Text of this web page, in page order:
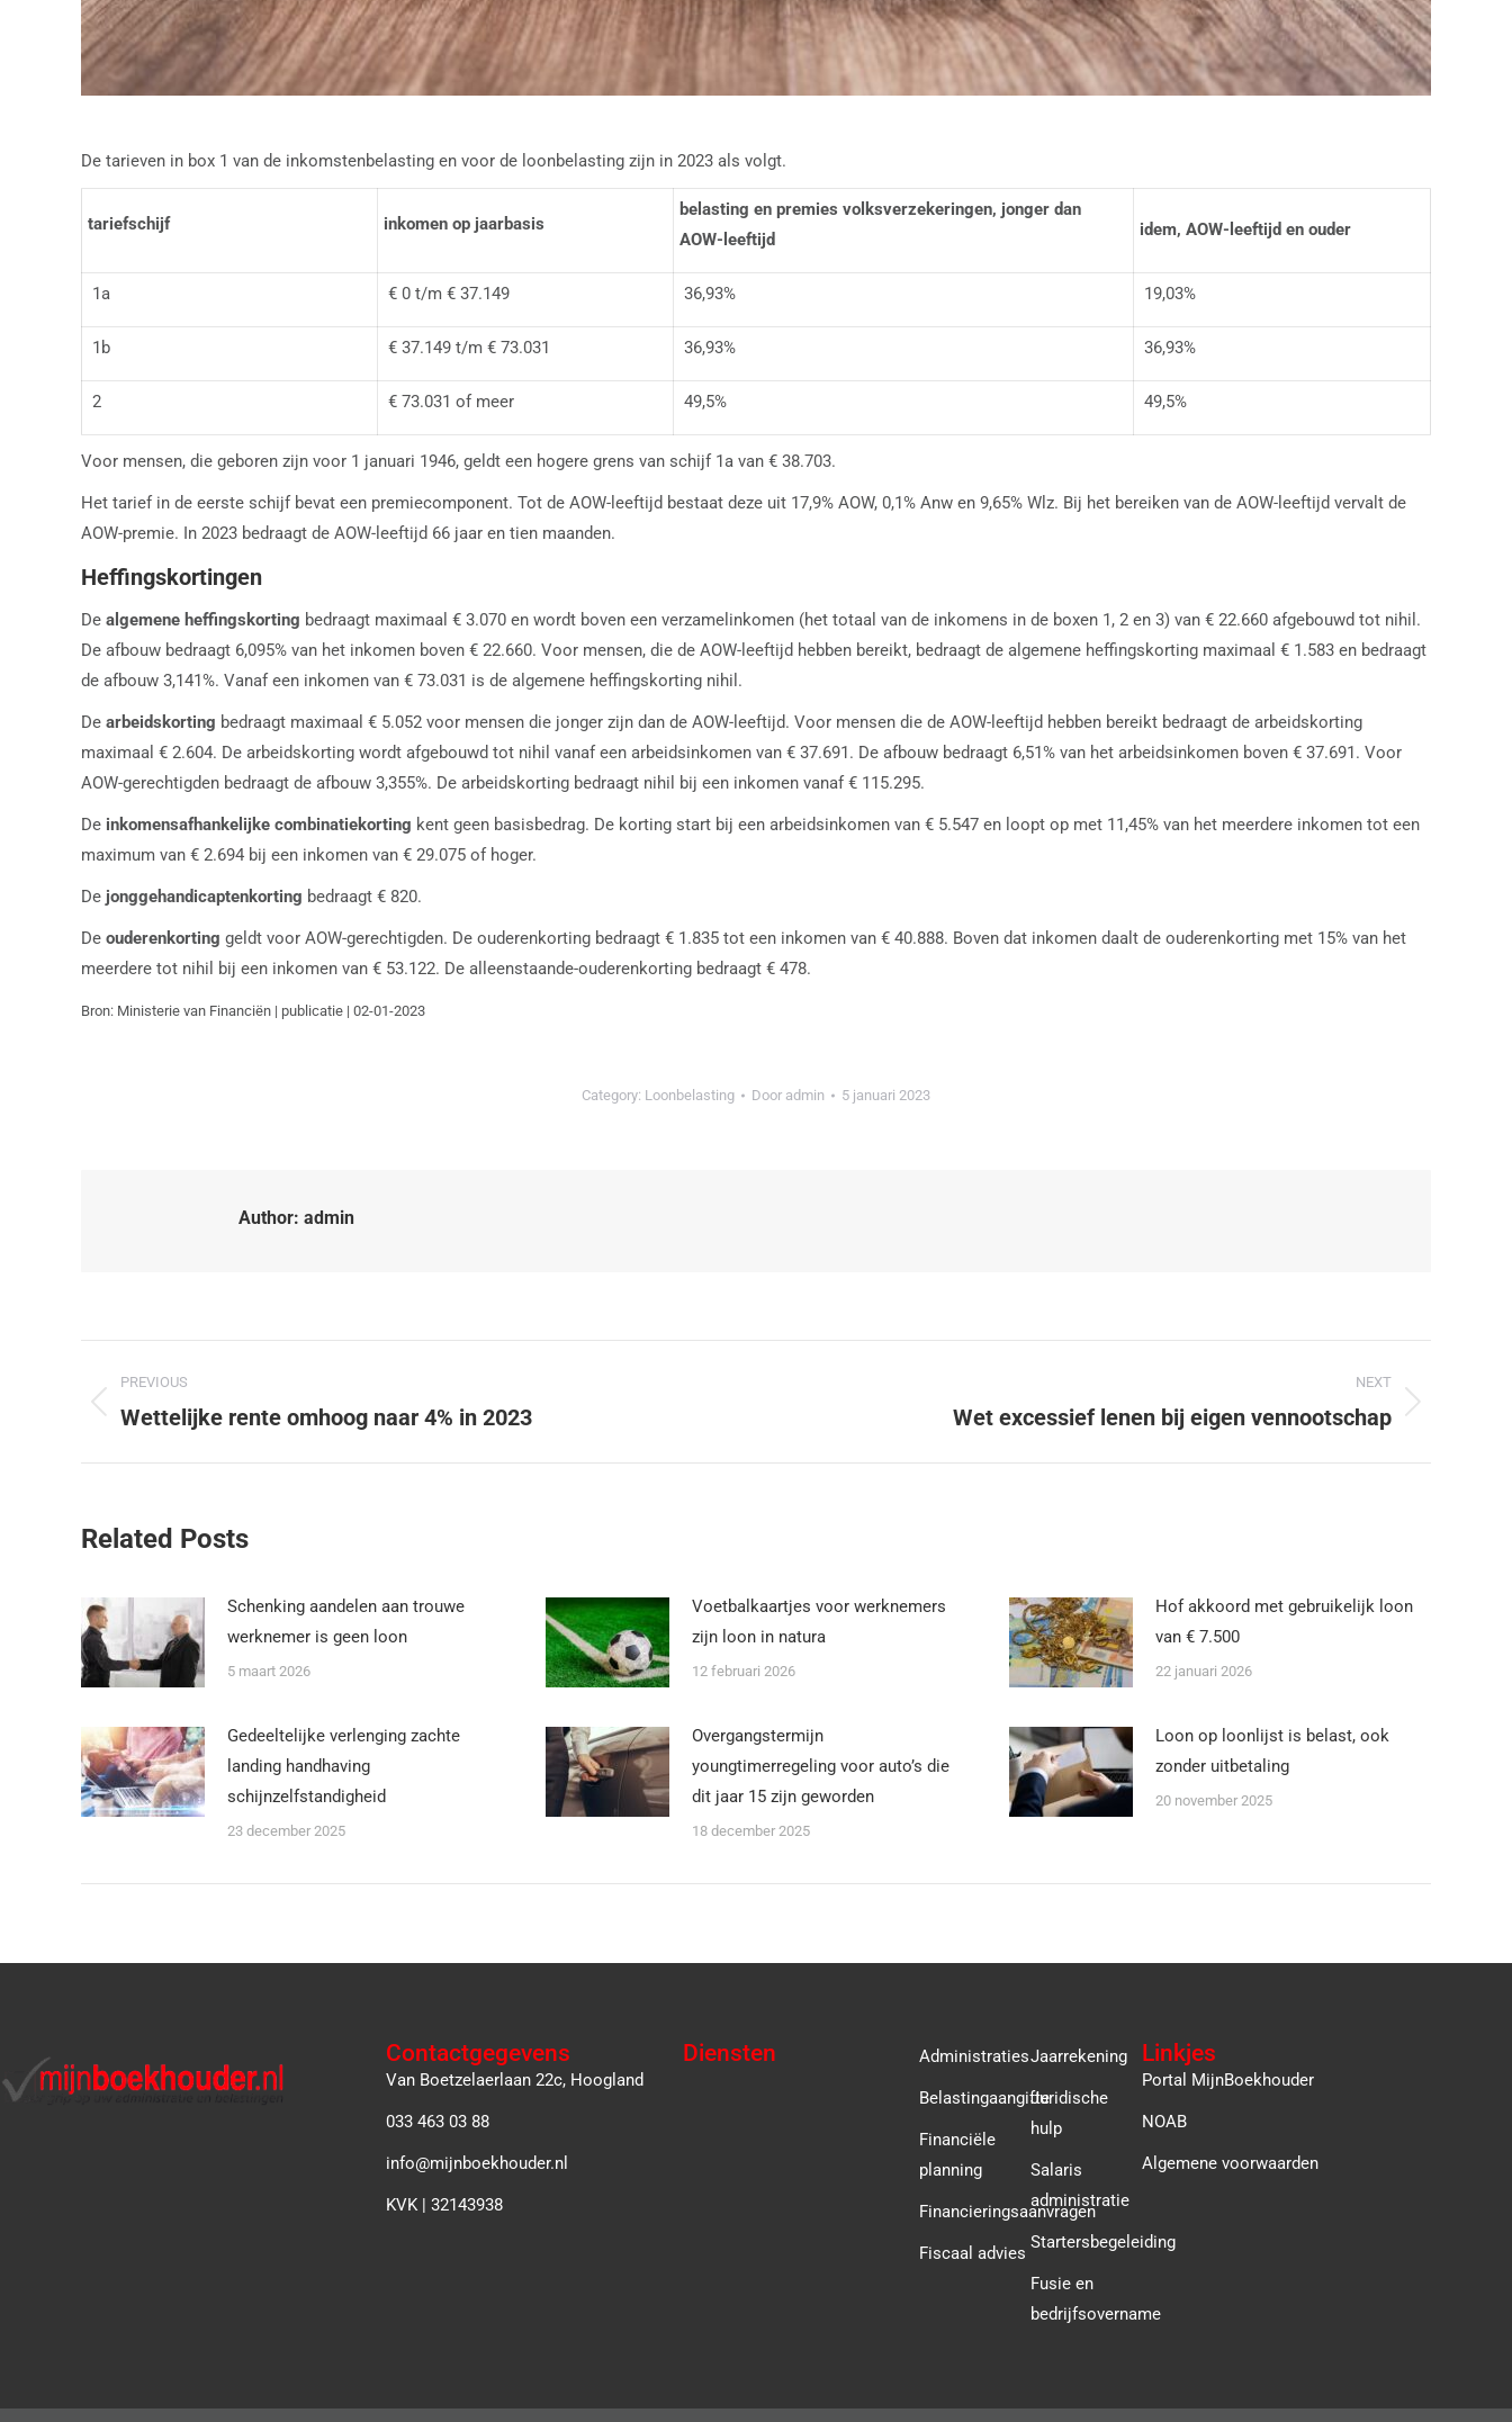
De tarieven in box 1 van de inkomstenbelasting en voor de loonbelasting zijn in 2023 als volgt.
tariefschijf inkomen op jaarbasis
belasting en premies volksverzekeringen, jonger dan
AOW-leeftijd
idem, AOW-leeftijd en ouder
1a € 0 t/m € 37.149 36,93% 19,03%
1b € 37.149 t/m € 73.031 36,93% 36,93%
2 € 73.031 of meer 49,5% 49,5%
Voor mensen, die geboren zijn voor 1 januari 1946, geldt een hogere grens van schijf 1a van € 38.703.
Het tarief in de eerste schijf bevat een premiecomponent. Tot de AOW-leeftijd bestaat deze uit 17,9% AOW, 0,1% Anw en 9,65% Wlz. Bij het bereiken van de AOW-leeftijd vervalt de
AOW-premie. In 2023 bedraagt de AOW-leeftijd 66 jaar en tien maanden.
Heffingskortingen
De algemene heffingskorting bedraagt maximaal € 3.070 en wordt boven een verzamelinkomen (het totaal van de inkomens in de boxen 1, 2 en 3) van € 22.660 afgebouwd tot nihil.
De afbouw bedraagt 6,095% van het inkomen boven € 22.660. Voor mensen, die de AOW-leeftijd hebben bereikt, bedraagt de algemene heffingskorting maximaal € 1.583 en bedraagt
de afbouw 3,141%. Vanaf een inkomen van € 73.031 is de algemene heffingskorting nihil.
De arbeidskorting bedraagt maximaal € 5.052 voor mensen die jonger zijn dan de AOW-leeftijd. Voor mensen die de AOW-leeftijd hebben bereikt bedraagt de arbeidskorting
maximaal € 2.604. De arbeidskorting wordt afgebouwd tot nihil vanaf een arbeidsinkomen van € 37.691. De afbouw bedraagt 6,51% van het arbeidsinkomen boven € 37.691. Voor
AOW-gerechtigden bedraagt de afbouw 3,355%. De arbeidskorting bedraagt nihil bij een inkomen vanaf € 115.295.
De inkomensafhankelijke combinatiekorting kent geen basisbedrag. De korting start bij een arbeidsinkomen van € 5.547 en loopt op met 11,45% van het meerdere inkomen tot een
maximum van € 2.694 bij een inkomen van € 29.075 of hoger.
De jonggehandicaptenkorting bedraagt € 820.
De ouderenkorting geldt voor AOW-gerechtigden. De ouderenkorting bedraagt € 1.835 tot een inkomen van € 40.888. Boven dat inkomen daalt de ouderenkorting met 15% van het
meerdere tot nihil bij een inkomen van € 53.122. De alleenstaande-ouderenkorting bedraagt € 478.
Bron: Ministerie van Financiën | publicatie | 02-01-2023
Category: Loonbelasting Door admin 5 januari 2023
Author: admin
PREVIOUS
Wettelijke rente omhoog naar 4% in 2023
NEXT
Wet excessief lenen bij eigen vennootschap
Related Posts
Schenking aandelen aan trouwe
werknemer is geen loon
5 maart 2026
Voetbalkaartjes voor werknemers
zijn loon in natura
12 februari 2026
Hof akkoord met gebruikelijk loon
van € 7.500
22 januari 2026
Gedeeltelijke verlenging zachte
landing handhaving
schijnzelfstandigheid
23 december 2025
Overgangstermijn
youngtimerregeling voor auto’s die
dit jaar 15 zijn geworden
18 december 2025
Loon op loonlijst is belast, ook
zonder uitbetaling
20 november 2025
Contactgegevens
Van Boetzelaerlaan 22c, Hoogland
033 463 03 88
info@mijnboekhouder.nl
KVK | 32143938
Diensten Administraties
Belastingaangifte
Financiële
planning
Financieringsaanvragen
Fiscaal advies
Jaarrekening
Juridische
hulp
Salaris
administratie
Startersbegeleiding
Fusie en
bedrijfsovername
Linkjes
Portal MijnBoekhouder
NOAB
Algemene voorwaarden